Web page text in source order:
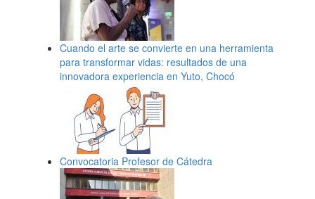
Cuando el arte se convierte en una herramienta
para transformar vidas: resultados de una
innovadora experiencia en Yuto, Chocó
Convocatoria Profesor de Cátedra